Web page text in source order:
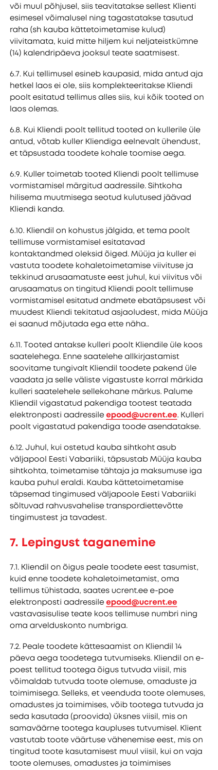
või muul põhjusel, siis teavitatakse sellest Klienti
esimesel võimalusel ning tagastatakse tasutud
raha (sh kauba kättetoimetamise kulud)
viivitamata, kuid mitte hiljem kui neljateistkümne
(14) kalendripäeva jooksul teate saatmisest.
6.7. Kui tellimusel esineb kaupasid, mida antud aja
hetkel laos ei ole, siis komplekteeritakse Kliendi
poolt esitatud tellimus alles siis, kui kõik tooted on
laos olemas.
6.8. Kui Kliendi poolt tellitud tooted on kullerile üle
antud, võtab kuller Kliendiga eelnevalt ühendust,
et täpsustada toodete kohale toomise aega.
6.9. Kuller toimetab tooted Kliendi poolt tellimuse
vormistamisel märgitud aadressile. Sihtkoha
hilisema muutmisega seotud kulutused jäävad
Kliendi kanda.
6.10. Kliendil on kohustus jälgida, et tema poolt
tellimuse vormistamisel esitatavad
kontaktandmed oleksid õiged. Müüja ja kuller ei
vastuta toodete kohaletoimetamise viivituse ja
tekkinud arusaamatuste eest juhul, kui viivitus või
arusaamatus on tingitud Kliendi poolt tellimuse
vormistamisel esitatud andmete ebatäpsusest või
muudest Kliendi tekitatud asjaoludest, mida Müüja
ei saanud mõjutada ega ette näha..
6.11. Tooted antakse kulleri poolt Kliendile üle koos
saatelehega. Enne saatelehe allkirjastamist
soovitame tungivalt Kliendil toodete pakend üle
vaadata ja selle väliste vigastuste korral märkida
kulleri saatelehele sellekohane märkus. Palume
Kliendil vigastatud pakendiga tootest teatada
elektronposti aadressileepood@ucrent.ee. Kulleri
poolt vigastatud pakendiga toode asendatakse.
6.12. Juhul, kui ostetud kauba sihtkoht asub
väljapool Eesti Vabariiki, täpsustab Müüja kauba
sihtkohta, toimetamise tähtaja ja maksumuse iga
kauba puhul eraldi. Kauba kättetoimetamise
täpsemad tingimused väljapoole Eesti Vabariiki
sõltuvad rahvusvahelise transpordiettevõtte
tingimustest ja tavadest.
7. Lepingust taganemine
7.1. Kliendil on õigus peale toodete eest tasumist,
kuid enne toodete kohaletoimetamist, oma
tellimus tühistada, saates ucrent.ee e-poe
elektronposti aadressileepood@ucrent.ee
vastavasisulise teate koos tellimuse numbri ning
oma arvelduskonto numbriga.
7.2. Peale toodete kättesaamist on Kliendil 14
päeva aega toodetega tutvumiseks. Kliendil on e-
poest tellitud tootega õigus tutvuda viisil, mis
võimaldab tutvuda toote olemuse, omaduste ja
toimimisega. Selleks, et veenduda toote olemuses,
omadustes ja toimimises, võib tootega tutvuda ja
seda kasutada (proovida) üksnes viisil, mis on
samaväärne tootega kaupluses tutvumisel. Klient
vastutab toote väärtuse vähenemise eest, mis on
tingitud toote kasutamisest muul viisil, kui on vaja
toote olemuses, omadustes ja toimimises